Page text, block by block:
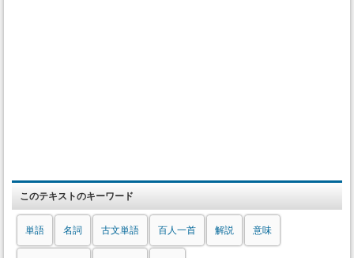
このテキストのキーワード
単語 名詞 古文単語 百人一首 解説 意味